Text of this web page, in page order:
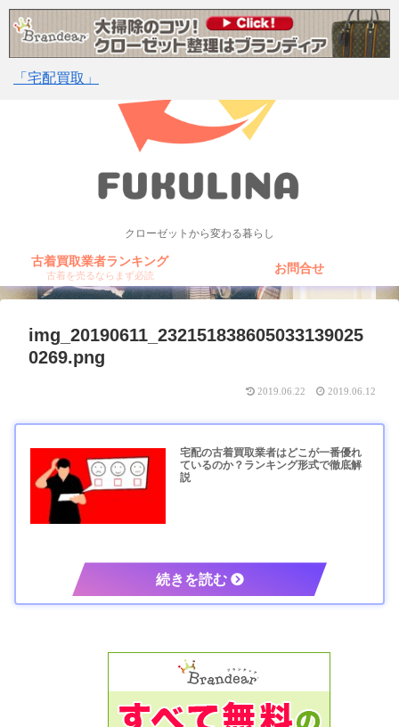
クローゼットから変わる暮らし
古着買取業者ランキング
古着を売るならまず必読 お問合せ
img_20190611_232151838605033139025
0269.png
2019.06.22 2019.06.12
宅配の古着買取業者はどこが一番優れ
ているのか？ランキング形式で徹底解
説
「宅配買取」